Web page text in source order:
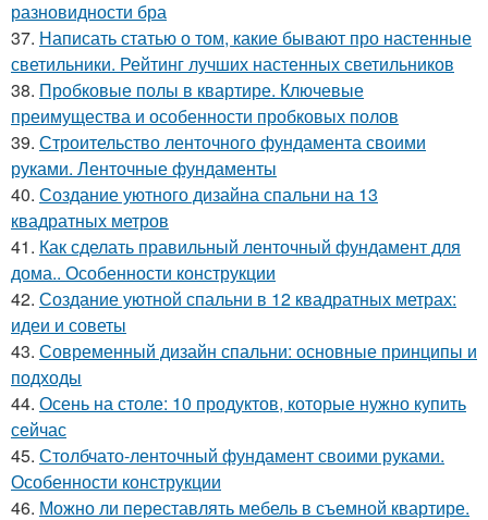
разновидности бра
37. Написать статью о том, какие бывают про настенные
светильники. Рейтинг лучших настенных светильников
38. Пробковые полы в квартире. Ключевые
преимущества и особенности пробковых полов
39. Строительство ленточного фундамента своими
руками. Ленточные фундаменты
40. Создание уютного дизайна спальни на 13
квадратных метров
41. Как сделать правильный ленточный фундамент для
дома.. Особенности конструкции
42. Создание уютной спальни в 12 квадратных метрах:
идеи и советы
43. Современный дизайн спальни: основные принципы и
подходы
44. Осень на столе: 10 продуктов, которые нужно купить
сейчас
45. Столбчато-ленточный фундамент своими руками.
Особенности конструкции
46. Можно ли переставлять мебель в съемной квартире.